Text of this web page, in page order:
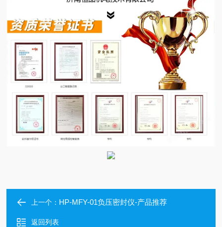
上一个： HP-MFY-01负压密封仪-产品推荐
返回列表